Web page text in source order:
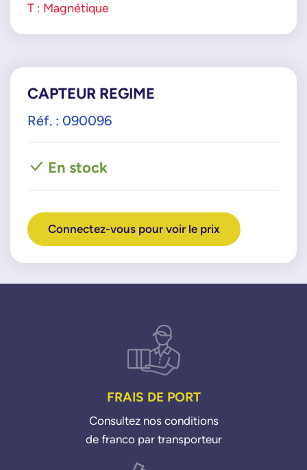
T : Magnétique
CAPTEUR REGIME
Réf. : 090096
En stock
Connectez-vous pour voir le prix
FRAIS DE PORT
Consultez nos conditions
de franco par transporteur